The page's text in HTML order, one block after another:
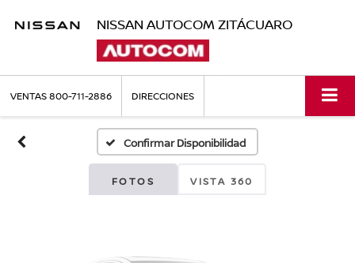
NISSAN AUTOCOM ZITÁCUARO
VENTAS800-711-2886 DIRECCIONES
Confirmar Disponibilidad
FOTOS VISTA 360
Fotos No
Disponibles
Por favor, revise luego